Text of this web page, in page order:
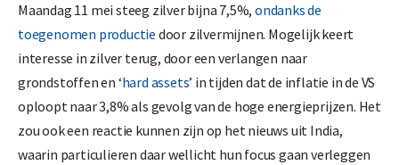
Maandag 11 mei steeg zilver bijna 7,5%,ondanks de
toegenomen productie door zilvermijnen. Mogelijk keert
interesse in zilver terug, door een verlangen naar
grondstoffen en ‘hard assets’ in tijden dat de inflatie in de VS
oploopt naar 3,8% als gevolg van de hoge energieprijzen. Het
zou ook een reactie kunnen zijn op het nieuws uit India,
waarin particulieren daar wellicht hun focus gaan verleggen